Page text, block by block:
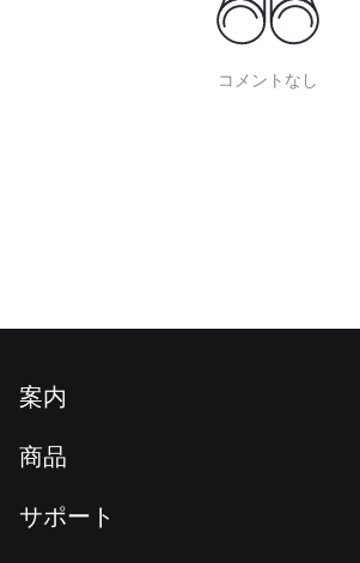
コメントなし
案内
ニュースルーム
商品
サポート